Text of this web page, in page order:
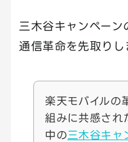
三木谷キャンペーン
通信革命を先取りし
楽天モバイルの
組みに共感され
中の三木谷キャ